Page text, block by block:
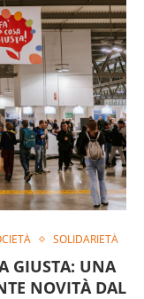
SOLIDARIETÀ
GIUSTA: UNA
NOVITÀ DAL